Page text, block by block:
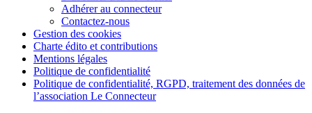
Adhérer au connecteur
Contactez-nous
Gestion des cookies
Charte édito et contributions
Mentions légales
Politique de confidentialité
Politique de confidentialité, RGPD, traitement des données de
l’association Le Connecteur